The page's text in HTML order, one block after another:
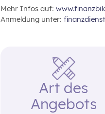
Mehr Infos auf:
Anmeldung unter:
Art des
Angebots